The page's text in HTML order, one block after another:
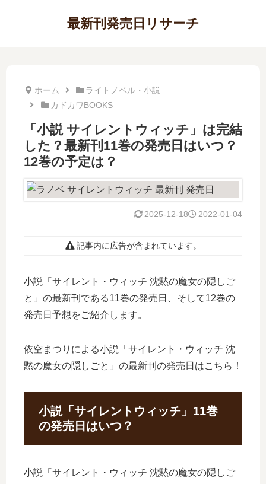
最新刊発売日リサーチ
ホーム
ライトノベル・小説
カドカワBOOKS
「小説 サイレントウィッチ」は完結
した？最新刊11巻の発売日はいつ？
12巻の予定は？
2022-01-04
2025-12-18
記事内に広告が含まれています。
小説「サイレント・ウィッチ 沈黙の魔女の隠しご
と」の最新刊である11巻の発売日、そして12巻の
発売日予想をご紹介します。
依空まつりによる小説「サイレント・ウィッチ 沈
黙の魔女の隠しごと」の最新刊の発売日はこちら！
小説「サイレントウィッチ」11巻
の発売日はいつ？
小説「サイレント・ウィッチ 沈黙の魔女の隠しご